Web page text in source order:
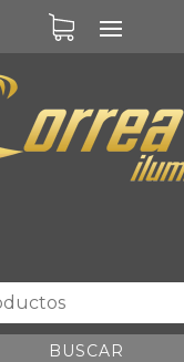
BUSCAR